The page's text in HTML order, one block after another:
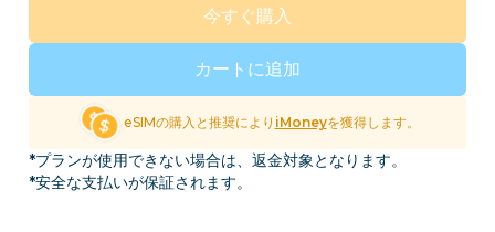
カートに追加
今すぐ購入
eSIMの購入と推奨により iMoneyを獲得します。
*プランが使用できない場合は、返金対象となります。
*安全な支払いが保証されます。